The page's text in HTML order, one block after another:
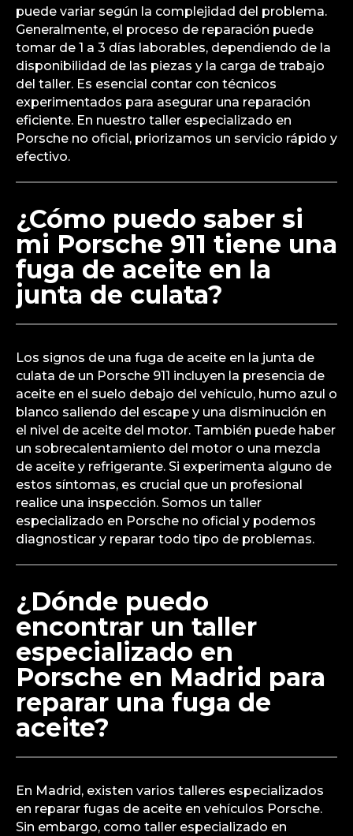
puede variar según la complejidad del problema.
Generalmente, el proceso de reparación puede
tomar de 1 a 3 días laborables, dependiendo de la
disponibilidad de las piezas y la carga de trabajo
del taller. Es esencial contar con técnicos
experimentados para asegurar una reparación
eficiente. En nuestro taller especializado en
Porsche no oficial, priorizamos un servicio rápido y
efectivo.
¿Cómo puedo saber si
mi Porsche 911 tiene una
fuga de aceite en la
junta de culata?
Los signos de una fuga de aceite en la junta de
culata de un Porsche 911 incluyen la presencia de
aceite en el suelo debajo del vehículo, humo azul o
blanco saliendo del escape y una disminución en
el nivel de aceite del motor. También puede haber
un sobrecalentamiento del motor o una mezcla
de aceite y refrigerante. Si experimenta alguno de
estos síntomas, es crucial que un profesional
realice una inspección. Somos un taller
especializado en Porsche no oficial y podemos
diagnosticar y reparar todo tipo de problemas.
¿Dónde puedo
encontrar un taller
especializado en
Porsche en Madrid para
reparar una fuga de
aceite?
En Madrid, existen varios talleres especializados
en reparar fugas de aceite en vehículos Porsche.
Sin embargo, como taller especializado en